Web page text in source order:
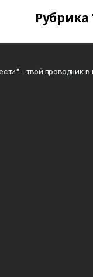
- твой проводник в